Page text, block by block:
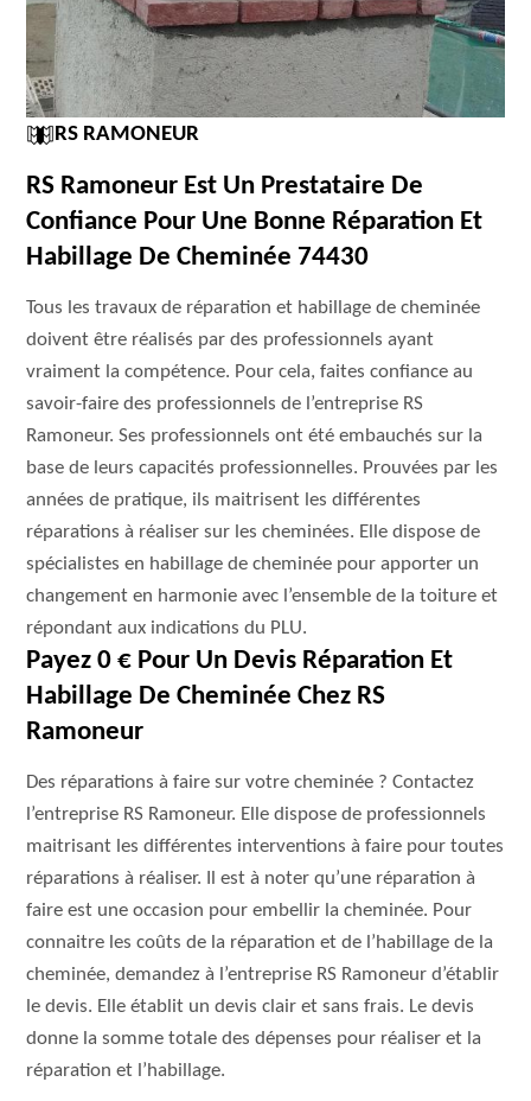
RS RAMONEUR
RS Ramoneur Est Un Prestataire De
Confiance Pour Une Bonne Réparation Et
Habillage De Cheminée 74430
Tous les travaux de réparation et habillage de cheminée
doivent être réalisés par des professionnels ayant
vraiment la compétence. Pour cela, faites confiance au
savoir-faire des professionnels de l’entreprise RS
Ramoneur. Ses professionnels ont été embauchés sur la
base de leurs capacités professionnelles. Prouvées par les
années de pratique, ils maitrisent les différentes
réparations à réaliser sur les cheminées. Elle dispose de
spécialistes en habillage de cheminée pour apporter un
changement en harmonie avec l’ensemble de la toiture et
répondant aux indications du PLU.
Payez 0 € Pour Un Devis Réparation Et
Habillage De Cheminée Chez RS
Ramoneur
Des réparations à faire sur votre cheminée ? Contactez
l’entreprise RS Ramoneur. Elle dispose de professionnels
maitrisant les différentes interventions à faire pour toutes
réparations à réaliser. Il est à noter qu’une réparation à
faire est une occasion pour embellir la cheminée. Pour
connaitre les coûts de la réparation et de l’habillage de la
cheminée, demandez à l’entreprise RS Ramoneur d’établir
le devis. Elle établit un devis clair et sans frais. Le devis
donne la somme totale des dépenses pour réaliser et la
réparation et l’habillage.